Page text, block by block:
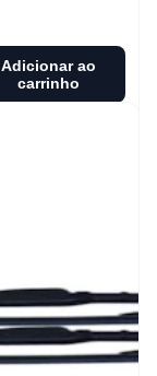
Adicionar ao
carrinho